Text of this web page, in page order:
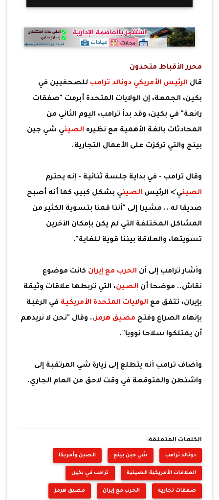
محرر الأقباط متحدون
قال الرئيس الأمريكي دونالد ترامب للصحفيين في
بكين، الجمعة، إن الولايات المتحدة أبرمت "صفقات
رائعة" في بكين، وقد بدأ ترامب، اليوم الثاني من
المحادثات بالغة الأهمية مع نظيره الصيني شي جين
بينج والتي تركزت على الأعمال التجارية.
وقال ترامب - في بداية جلسة ثنائية - إنه يحترم
الصيني'> الرئيس الصيني بشكل كبير، كما أنه أصبح
صديقا له .. مشيرا إلى "أننا قمنا بتسوية الكثير من
المشاكل المختلفة التي لم يكن بإمكان الآخرين
تسويتها، والعلاقة بيننا قوية للغاية".
وأشار ترامب إلى أن الحرب مع إيران كانت موضوع
نقاش.. موضحا أن الصين، التي تربطها علاقات وثيقة
بإيران، تتفق مع الولايات المتحدة الأمريكية في الرغبة
بإنهاء الصراع وفتح مضيق هرمز.. وقال "نحن لا نريدهم
أن يمتلكوا سلاحا نوويا".
وأضاف ترامب أنه يتطلع إلى زيارة شي المرتقبة إلى
واشنطن والمتوقعة في وقت لاحق من العام الجاري.
الكلمات المتعلقة:
دونالد ترامب شي جين بينغ الصين وأمريكا
العلاقات الأمريكية الصينية ترامب في بكين
صفقات تجارية الحرب مع إيران مضيق هرمز